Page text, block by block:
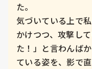
た。
気づいている上で
かけつつ、攻撃し
た！」と言わんば
ている姿を、影で